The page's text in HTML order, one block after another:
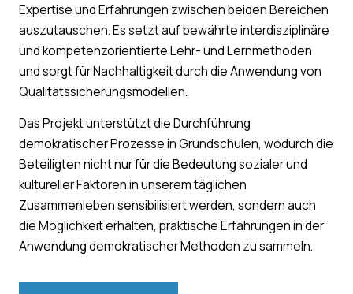
Expertise und Erfahrungen zwischen beiden Bereichen
auszutauschen. Es setzt auf bewährte interdisziplinäre
und kompetenzorientierte Lehr- und Lernmethoden
und sorgt für Nachhaltigkeit durch die Anwendung von
Qualitätssicherungsmodellen.
Das Projekt unterstützt die Durchführung
demokratischer Prozesse in Grundschulen, wodurch die
Beteiligten nicht nur für die Bedeutung sozialer und
kultureller Faktoren in unserem täglichen
Zusammenleben sensibilisiert werden, sondern auch
die Möglichkeit erhalten, praktische Erfahrungen in der
Anwendung demokratischer Methoden zu sammeln.